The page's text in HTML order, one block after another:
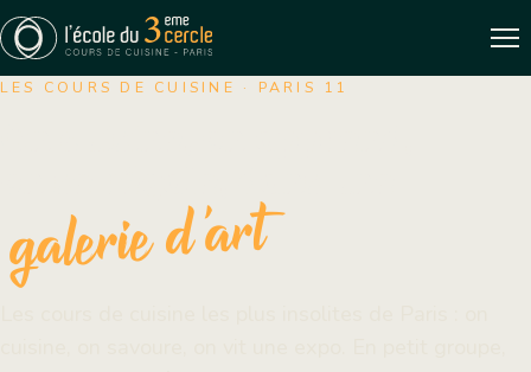
LES COURS DE CUISINE · PARIS 11
galerie d'art